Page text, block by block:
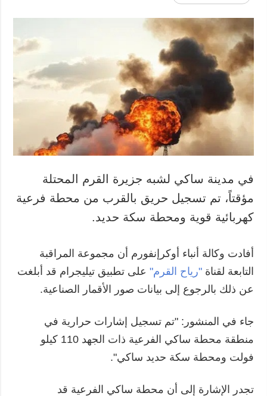
في مدينة ساكي لشبه جزيرة القرم المحتلة
مؤقتاً، تم تسجيل حريق بالقرب من محطة فرعية
كهربائية قوية ومحطة سكة حديد.
أفادت وكالة أنباء أوكرإنفورم أن مجموعة المراقبة
التابعة لقناة"رياح القرم" على تطبيق تيليجرام قد أبلغت
عن ذلك بالرجوع إلى بيانات صور الأقمار الصناعية.
جاء في المنشور: "تم تسجيل إشارات حرارية في
منطقة محطة ساكي الفرعية ذات الجهد 110 كيلو
فولت ومحطة سكة حديد ساكي".
تجدر الإشارة إلى أن محطة ساكي الفرعية قد